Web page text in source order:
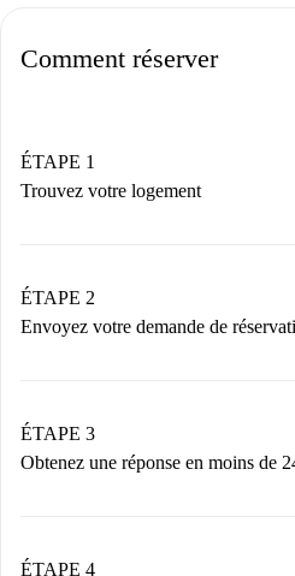
Comment réserver
ÉTAPE 1
Trouvez votre logement
Vous disposez à l’avance de
nécessaires.
ÉTAPE 2
Envoyez votre demande de
Nous ne vous facturerons
n’aura pas accepté.
ÉTAPE 3
Obtenez une réponse en moins de
contact avec le propriétaire.
ÉTAPE 4